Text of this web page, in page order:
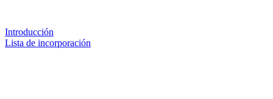
Introducción
Lista de incorporación